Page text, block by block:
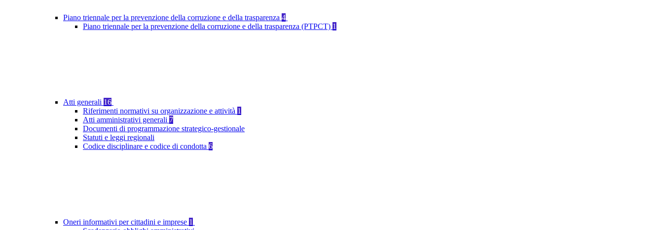
Piano triennale per la prevenzione della corruzione e della trasparenza 4
Piano triennale per la prevenzione della corruzione e della trasparenza (PTPCT) 1
Atti generali 16
Riferimenti normativi su organizzazione e attività 1
Atti amministrativi generali 7
Documenti di programmazione strategico-gestionale
Statuti e leggi regionali
Codice disciplinare e codice di condotta 6
Oneri informativi per cittadini e imprese 1